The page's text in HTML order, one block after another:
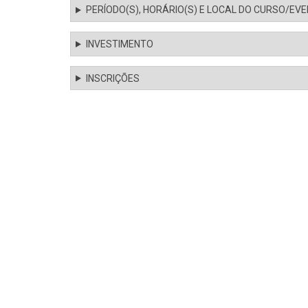
PERÍODO(S), HORÁRIO(S) E LOCAL DO CURSO/
INVESTIMENTO
INSCRIÇÕES